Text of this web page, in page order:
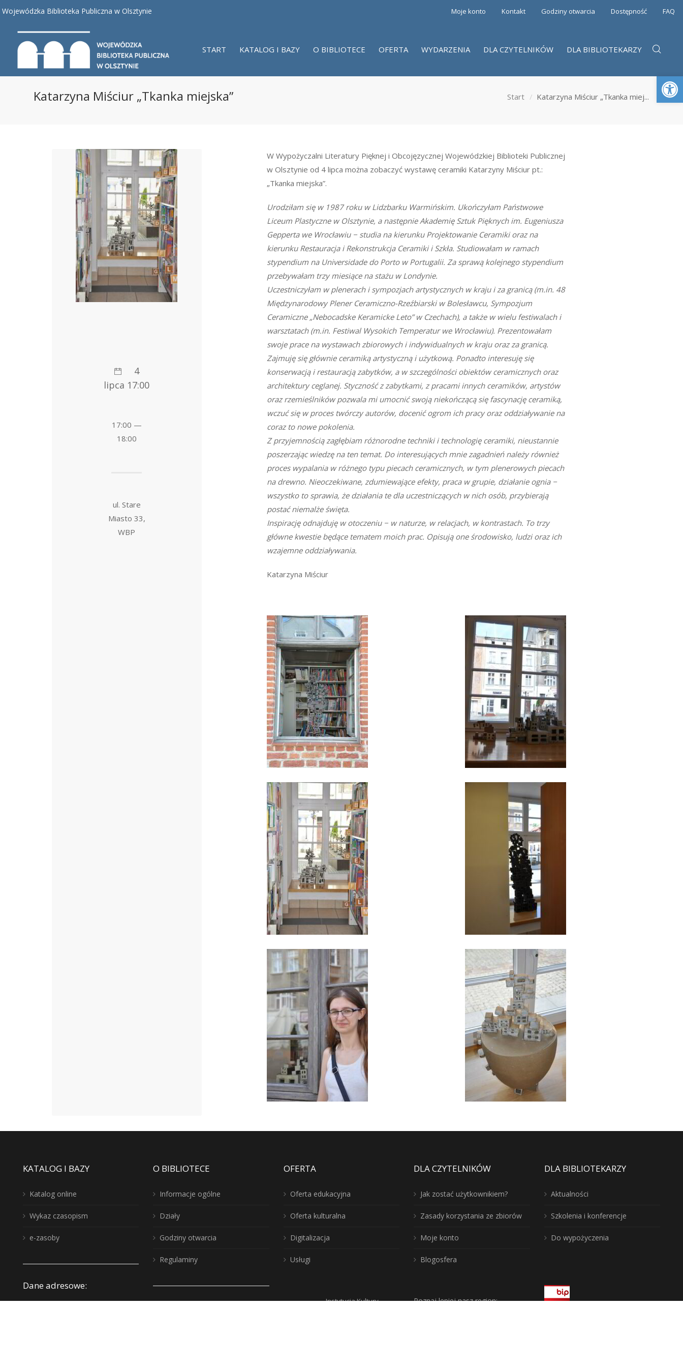
Wojewódzka Biblioteka Publiczna w Olsztynie Moje konto Kontakt Godziny otwarcia Dostępność FAQ
START KATALOG I BAZY O BIBLIOTECE OFERTA WYDARZENIA DLA CZYTELNIKÓW DLA BIBLIOTEKARZY
Katarzyna Miściur „Tkanka miejska” Start Katarzyna Miściur „Tkanka miej...
W Wypożyczalni Literatury Pięknej i Obcojęzycznej Wojewódzkiej Biblioteki Publicznej
w Olsztynie od 4 lipca można zobaczyć wystawę ceramiki Katarzyny Miściur pt.:
„Tkanka miejska”.
Urodziłam się w 1987 roku w Lidzbarku Warmińskim. Ukończyłam Państwowe
Liceum Plastyczne w Olsztynie, a następnie Akademię Sztuk Pięknych im. Eugeniusza
Gepperta we Wrocławiu − studia na kierunku Projektowanie Ceramiki oraz na
kierunku Restauracja i Rekonstrukcja Ceramiki i Szkła. Studiowałam w ramach
stypendium na Universidade do Porto w Portugalii. Za sprawą kolejnego stypendium
przebywałam trzy miesiące na stażu w Londynie.
Uczestniczyłam w plenerach i sympozjach artystycznych w kraju i za granicą (m.in. 48
Międzynarodowy Plener Ceramiczno-Rzeźbiarski w Bolesławcu, Sympozjum
Ceramiczne „Nebocadske Keramicke Leto” w Czechach), a także w wielu festiwalach i
warsztatach (m.in. Festiwal Wysokich Temperatur we Wrocławiu). Prezentowałam
swoje prace na wystawach zbiorowych i indywidualnych w kraju oraz za granicą.
Zajmuję się głównie ceramiką artystyczną i użytkową. Ponadto interesuję się
konserwacją i restauracją zabytków, a w szczególności obiektów ceramicznych oraz
architektury ceglanej. Styczność z zabytkami, z pracami innych ceramików, artystów
oraz rzemieślników pozwala mi umocnić swoją niekończącą się fascynację ceramiką,
wczuć się w proces twórczy autorów, docenić ogrom ich pracy oraz oddziaływanie na
coraz to nowe pokolenia.
Z przyjemnością zagłębiam różnorodne techniki i technologię ceramiki, nieustannie
poszerzając wiedzę na ten temat. Do interesujących mnie zagadnień należy również
proces wypalania w różnego typu piecach ceramicznych, w tym plenerowych piecach
na drewno. Nieoczekiwane, zdumiewające efekty, praca w grupie, działanie ognia −
wszystko to sprawia, że działania te dla uczestniczących w nich osób, przybierają
postać niemalże święta.
Inspirację odnajduję w otoczeniu − w naturze, w relacjach, w kontrastach. To trzy
główne kwestie będące tematem moich prac. Opisują one środowisko, ludzi oraz ich
wzajemne oddziaływania.
Katarzyna Miściur
4
lipca 17:00
17:00 —
18:00
ul. Stare
Miasto 33,
WBP
KATALOG I BAZY
Katalog online
Wykaz czasopism
e-zasoby
Dane adresowe:
O BIBLIOTECE
Informacje ogólne
Działy
Godziny otwarcia
Regulaminy
OFERTA
Oferta edukacyjna
Oferta kulturalna
Digitalizacja
Usługi
Instytucja Kultury
DLA CZYTELNIKÓW
Jak zostać użytkownikiem?
Zasady korzystania ze zbiorów
Moje konto
Blogosfera
Poznaj lepiej nasz region:
DLA BIBLIOTEKARZY
Aktualności
Szkolenia i konferencje
Do wypożyczenia